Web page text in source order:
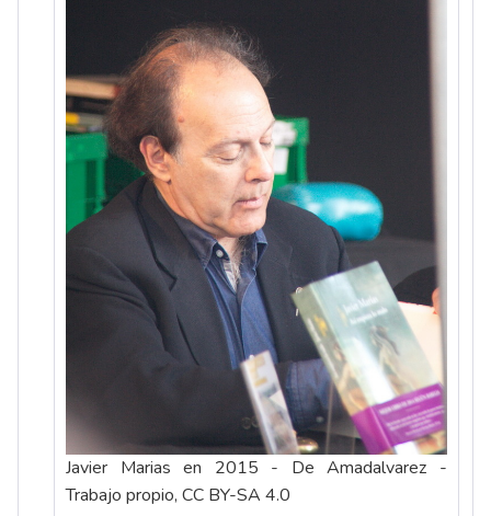
Javier Marias en 2015 - De Amadalvarez -
Trabajo propio, CC BY-SA 4.0